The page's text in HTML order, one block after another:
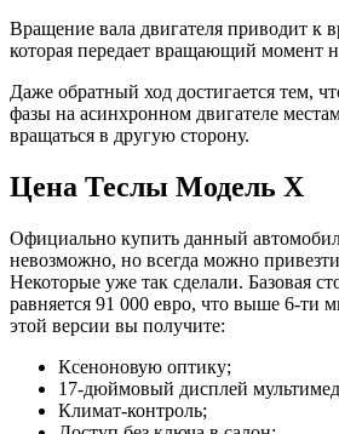
Вращение вала двигателя приводит к
которая передает вращающий момент
Даже обратный ход достигается тем,
фазы на асинхронном двигателе
вращаться в другую сторону.
Цена Теслы Модель Х
Официально купить данный
невозможно, но всегда можно
Некоторые уже так сделали. Базовая
равняется 91 000 евро, что выше 6-ти
этой версии вы получите:
Ксеноновую оптику;
17-дюймовый дисплей
Климат-контроль;